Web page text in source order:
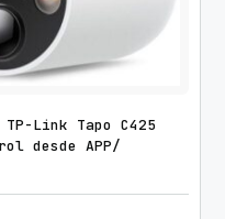
Link Tapo C425
desde APP/